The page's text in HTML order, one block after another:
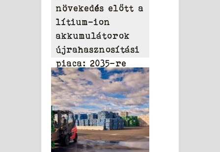
növekedés előtt a
lítium-ion
akkumulátorok
újrahasznosítási
piaca: 2035-re
elérheti a 31,95
milliárd dollárt